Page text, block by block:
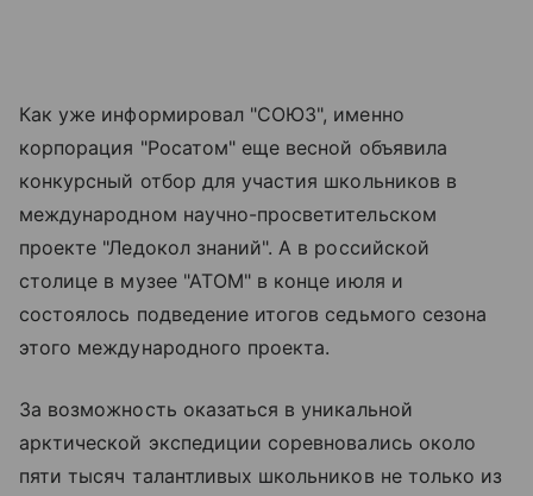
Как уже информировал "СОЮЗ", именно
корпорация "Росатом" еще весной объявила
конкурсный отбор для участия школьников в
международном научно-просветительском
проекте "Ледокол знаний". А в российской
столице в музее "АТОМ" в конце июля и
состоялось подведение итогов седьмого сезона
этого международного проекта.
За возможность оказаться в уникальной
арктической экспедиции соревновались около
пяти тысяч талантливых школьников не только из